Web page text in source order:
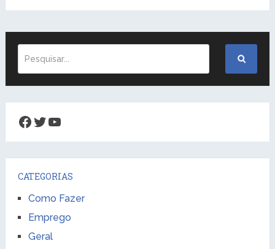
Facebook
Twitter
Youtube
CATEGORIAS
Como Fazer
Emprego
Geral